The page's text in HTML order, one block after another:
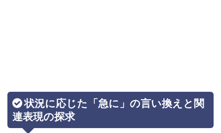
状況に応じた「急に」の言い換えと関
連表現の探求